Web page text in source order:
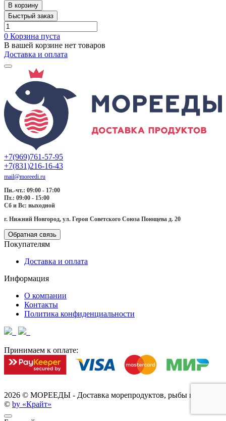
В корзину
Быстрый заказ
0 Корзина пуста
В вашей корзине нет товаров
Доставка и оплата
+7(969)761-57-95
+7(831)216-16-43
mail@moreedi.ru
Пн.-чт.: 09:00 - 17:00
Пт.: 09:00 - 15:00
Сб и Вс: выходной
г. Нижний Новгород, ул. Героя Советского Союза Поющева д. 20
Обратная связь
Покупателям
Доставка и оплата
Информация
О компании
Контакты
Политика конфиденциальности
Принимаем к оплате:
2026 © МОРЕЕДЫ - Доставка морепродуктов, рыбы и икры
© by «Крайт»